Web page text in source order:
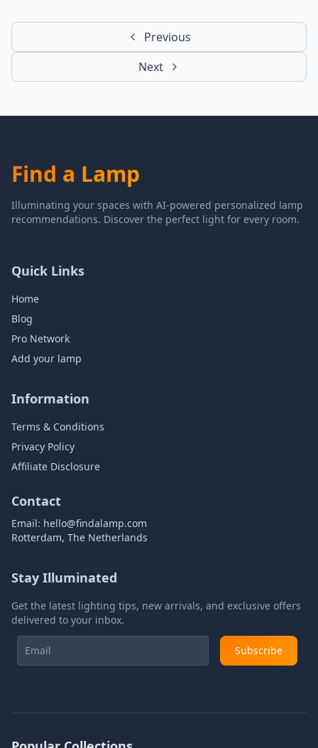
Previous
Next
Find a Lamp
Illuminating your spaces with AI-powered personalized lamp
recommendations. Discover the perfect light for every room.
Quick Links
Home
Blog
Pro Network
Add your lamp
Information
Terms & Conditions
Privacy Policy
Affiliate Disclosure
Contact
Email: hello@findalamp.com
Rotterdam, The Netherlands
Stay Illuminated
Get the latest lighting tips, new arrivals, and exclusive offers
delivered to your inbox.
Subscribe